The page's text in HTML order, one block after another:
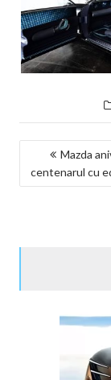
NAVIGARE
ÎN
Mazda
centenarul cu